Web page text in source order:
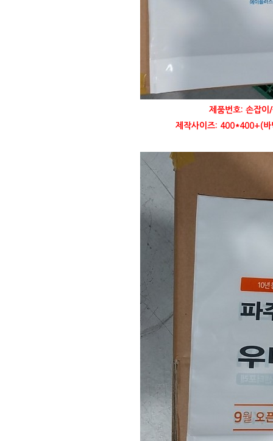
제품번호: 손잡이
제작사이즈: 400*400+(바